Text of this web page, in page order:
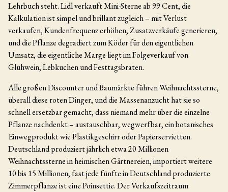
Lehrbuch steht. Lidl verkauft Mini-Sterne ab 99 Cent, die
Kalkulation ist simpel und brillant zugleich – mit Verlust
verkaufen, Kundenfrequenz erhöhen, Zusatzverkäufe generieren,
und die Pflanze degradiert zum Köder für den eigentlichen
Umsatz, die eigentliche Marge liegt im Folgeverkauf von
Glühwein, Lebkuchen und Festtagsbraten.
Alle großen Discounter und Baumärkte führen Weihnachtssterne,
überall diese roten Dinger, und die Massenanzucht hat sie so
schnell ersetzbar gemacht, dass niemand mehr über die einzelne
Pflanze nachdenkt – austauschbar, wegwerfbar, ein botanisches
Einwegprodukt wie Plastikgeschirr oder Papierservietten.
Deutschland produziert jährlich etwa 20 Millionen
Weihnachtssterne in heimischen Gärtnereien, importiert weitere
10 bis 15 Millionen, fast jede fünfte in Deutschland produzierte
Zimmerpflanze ist eine Poinsettie. Der Verkaufszeitraum